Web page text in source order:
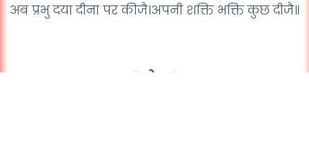
अब प्रभु दया दीना पर कीजै।अपनी शक्ति भक्ति कुछ दीजै॥
॥ दोहा ॥